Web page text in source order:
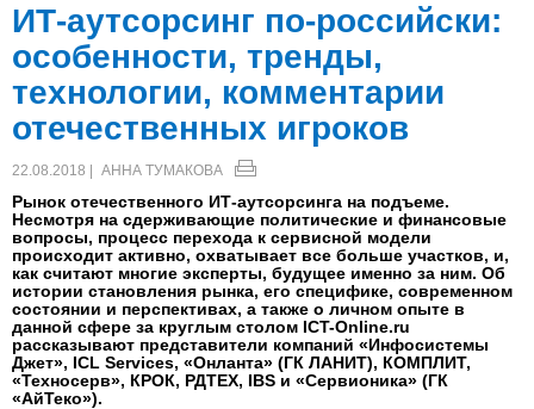
ИТ-аутсорсинг по-российски:
особенности, тренды,
технологии, комментарии
отечественных игроков
22.08.2018 | АННА ТУМАКОВА
Рынок отечественного ИТ-аутсорсинга на подъеме.
Несмотря на сдерживающие политические и финансовые
вопросы, процесс перехода к сервисной модели
происходит активно, охватывает все больше участков, и,
как считают многие эксперты, будущее именно за ним. Об
истории становления рынка, его специфике, современном
состоянии и перспективах, а также о личном опыте в
данной сфере за круглым столом ICT-Online.ru
рассказывают представители компаний «Инфосистемы
Джет», ICL Services, «Онланта» (ГК ЛАНИТ), КОМПЛИТ,
«Техносерв», КРОК, РДТЕХ, IBS и «Сервионика» (ГК
«АйТеко»).